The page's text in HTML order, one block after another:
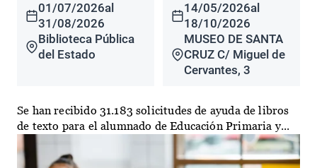
01/07/2026al
31/08/2026
Biblioteca Pública
del Estado
14/05/2026al
18/10/2026
MUSEO DE SANTA
CRUZ C/ Miguel de
Cervantes, 3
Se han recibido 31.183 solicitudes de ayuda de libros
de texto para el alumnado de Educación Primaria y...